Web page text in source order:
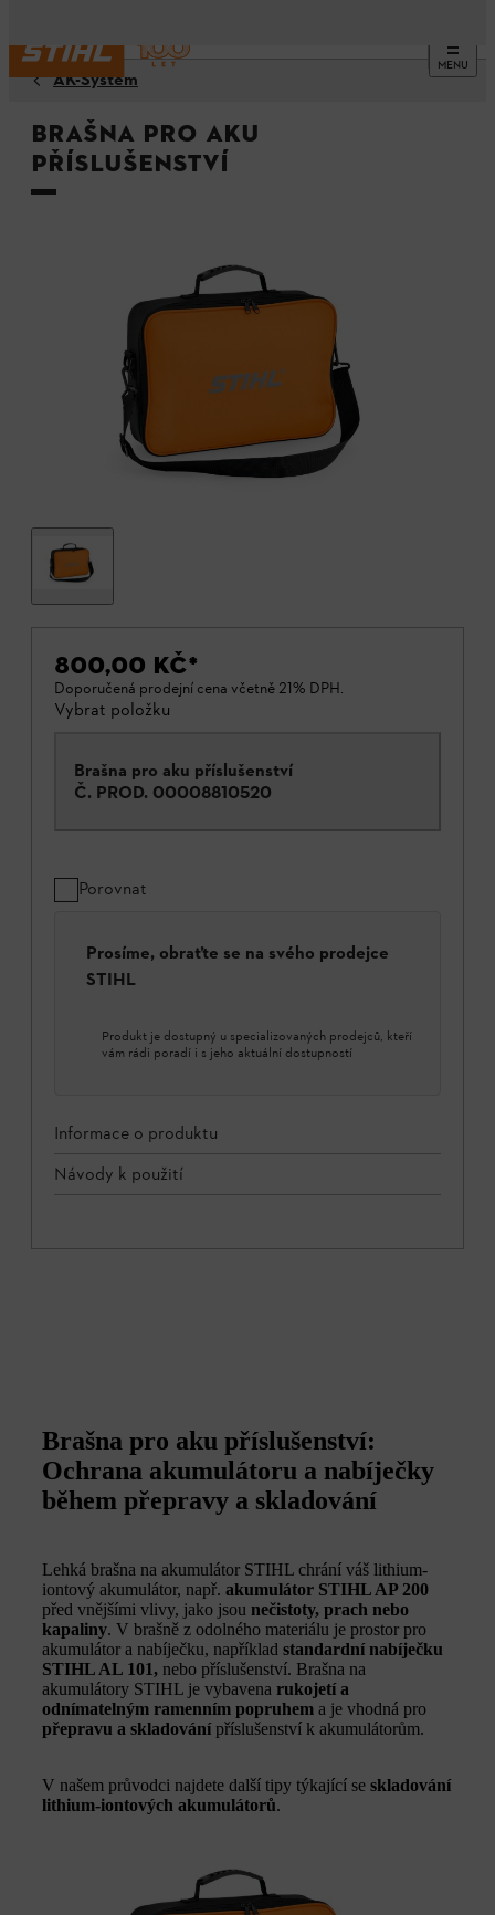
MENU
AK-Systém
Brašna pro aku
příslušenství
800,00 KČ*
Doporučená prodejní cena včetně 21% DPH.
Vybrat položku
Brašna pro aku příslušenství
Č. PROD. 00008810520
Porovnat
Prosíme, obraťte se na svého prodejce
STIHL
Produkt je dostupný u specializovaných prodejců, kteří
vám rádi poradí i s jeho aktuální dostupností
Informace o produktu
Návody k použití
Brašna pro aku příslušenství:
Ochrana akumulátoru a nabíječky
během přepravy a skladování
Lehká brašna na akumulátor STIHL chrání váš lithium-
iontový akumulátor, např. akumulátor STIHL AP 200
před vnějšími vlivy, jako jsou nečistoty, prach nebo
kapaliny. V brašně z odolného materiálu je prostor pro
akumulátor a nabíječku, například standardní nabíječku
STIHL AL 101, nebo příslušenství. Brašna na
akumulátory STIHL je vybavena rukojetí a
odnímatelným ramenním popruhem a je vhodná pro
přepravu a skladování příslušenství k akumulátorům.
V našem průvodci najdete další tipy týkající se skladování
lithium-iontových akumulátorů.